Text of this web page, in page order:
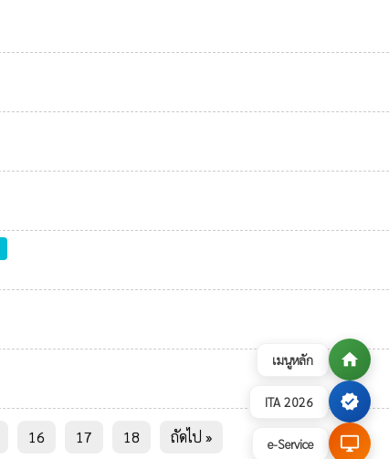
เมนูหลัก home
ITA 2026 verified
e-Service desktop_windows
16 17 18 ถัดไป »